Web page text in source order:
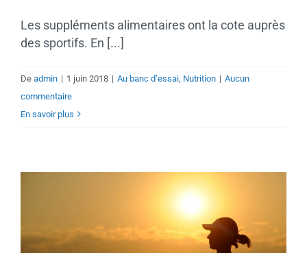
Les suppléments alimentaires ont la cote auprès
des sportifs. En [...]
De admin | 1 juin 2018 | Au banc d’essai Nutrition | Aucun
commentaire
En savoir plus